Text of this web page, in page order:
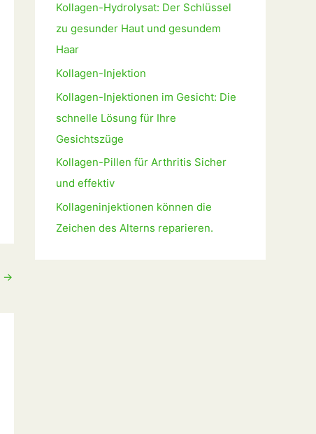
→
Kollagen-Hydrolysat: Der Schlüssel
zu gesunder Haut und gesundem
Haar
Kollagen-Injektion
Kollagen-Injektionen im Gesicht: Die
schnelle Lösung für Ihre
Gesichtszüge
Kollagen-Pillen für Arthritis Sicher
und effektiv
Kollageninjektionen können die
Zeichen des Alterns reparieren.